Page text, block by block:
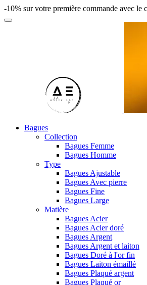
-10% sur votre première commande avec
Bagues
Collection
Bagues Femme
Bagues Homme
Type
Bagues Ajustable
Bagues Avec pierre
Bagues Fine
Bagues Large
Matière
Bagues Acier
Bagues Acier doré
Bagues Argent
Bagues Argent et laiton
Bagues Doré à l'or fin
Bagues Laiton émaillé
Bagues Plaqué argent
Bagues Plaqué or